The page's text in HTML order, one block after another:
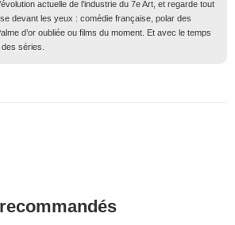
actuelle de l’industrie du 7e Art, et regarde tout
devant les yeux : comédie française, polar des
d’or oubliée ou films du moment. Et avec le temps
des séries.